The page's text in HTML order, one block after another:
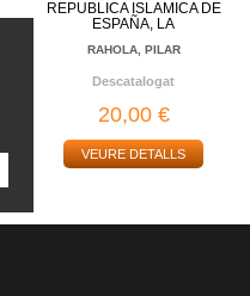
REPUBLICA ISLAMICA DE
ESPAÑA, LA
RAHOLA, PILAR
Descatalogat
20,00 €
VEURE DETALLS